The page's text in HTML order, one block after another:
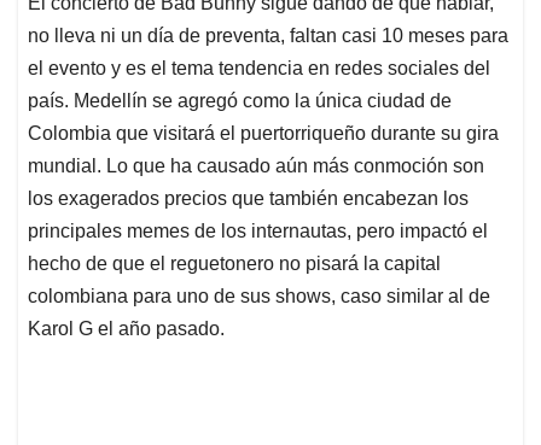
s
A
p
p
b
o
o
k
e
d
I
n
l
a
d
s
no lleva ni un día de preventa, faltan casi 10 meses para
el evento y es el tema tendencia en redes sociales del
país. Medellín se agregó como la única ciudad de
Colombia que visitará el puertorriqueño durante su gira
mundial. Lo que ha causado aún más conmoción son
los exagerados precios que también encabezan los
principales memes de los internautas, pero impactó el
hecho de que el reguetonero no pisará la capital
colombiana para uno de sus shows, caso similar al de
Karol G el año pasado.